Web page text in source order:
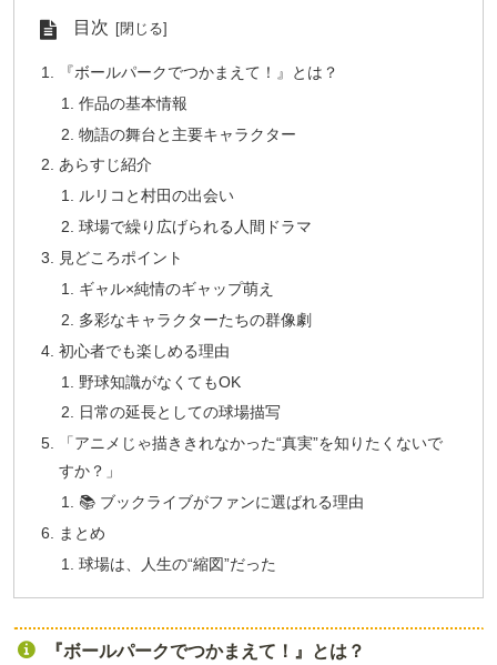
目次
『ボールパークでつかまえて！』とは？
作品の基本情報
物語の舞台と主要キャラクター
あらすじ紹介
ルリコと村田の出会い
球場で繰り広げられる人間ドラマ
見どころポイント
ギャル×純情のギャップ萌え
多彩なキャラクターたちの群像劇
初心者でも楽しめる理由
野球知識がなくてもOK
日常の延長としての球場描写
「アニメじゃ描ききれなかった“真実”を知りたくないで
すか？」
📚 ブックライブがファンに選ばれる理由
まとめ
球場は、人生の“縮図”だった
『ボールパークでつかまえて！』とは？